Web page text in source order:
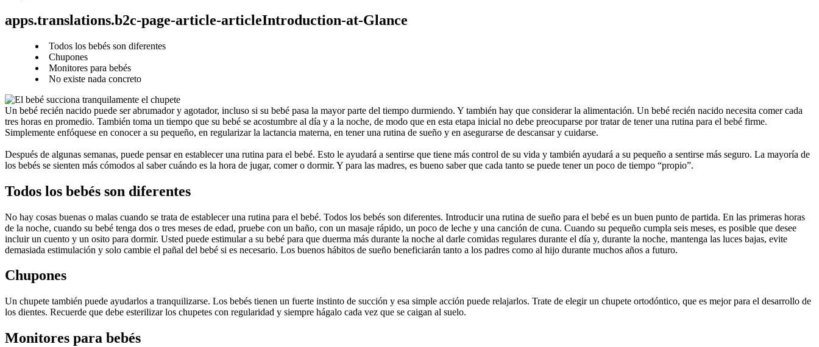
apps.translations.b2c-page-article-articleIntroduction-at-Glance
Todos los bebés son diferentes
Chupones
Monitores para bebés
No existe nada concreto
Un bebé recién nacido puede ser abrumador y agotador, incluso si su bebé pasa la mayor parte del tiempo durmiendo. Y también hay que considerar la alimentación. Un bebé recién nacido necesita comer cada
tres horas en promedio. También toma un tiempo que su bebé se acostumbre al día y a la noche, de modo que en esta etapa inicial no debe preocuparse por tratar de tener una rutina para el bebé firme.
Simplemente enfóquese en conocer a su pequeño, en regularizar la lactancia materna, en tener una rutina de sueño y en asegurarse de descansar y cuidarse.
Después de algunas semanas, puede pensar en establecer una rutina para el bebé. Esto le ayudará a sentirse que tiene más control de su vida y también ayudará a su pequeño a sentirse más seguro. La mayoría de
los bebés se sienten más cómodos al saber cuándo es la hora de jugar, comer o dormir. Y para las madres, es bueno saber que cada tanto se puede tener un poco de tiempo “propio”.
Todos los bebés son diferentes
No hay cosas buenas o malas cuando se trata de establecer una rutina para el bebé. Todos los bebés son diferentes. Introducir una rutina de sueño para el bebé es un buen punto de partida. En las primeras horas
de la noche, cuando su bebé tenga dos o tres meses de edad, pruebe con un baño, con un masaje rápido, un poco de leche y una canción de cuna. Cuando su pequeño cumpla seis meses, es posible que desee
incluir un cuento y un osito para dormir. Usted puede estimular a su bebé para que duerma más durante la noche al darle comidas regulares durante el día y, durante la noche, mantenga las luces bajas, evite
demasiada estimulación y solo cambie el pañal del bebé si es necesario. Los buenos hábitos de sueño beneficiarán tanto a los padres como al hijo durante muchos años a futuro.
Chupones
Un chupete también puede ayudarlos a tranquilizarse. Los bebés tienen un fuerte instinto de succión y esa simple acción puede relajarlos. Trate de elegir un chupete ortodóntico, que es mejor para el desarrollo de
los dientes. Recuerde que debe esterilizar los chupetes con regularidad y siempre hágalo cada vez que se caigan al suelo.
Monitores para bebés